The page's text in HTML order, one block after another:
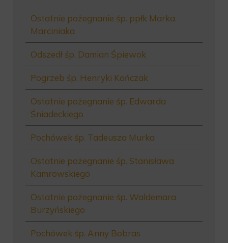
Ostatnie pożegnanie śp. ppłk Marka
Marciniaka
Odszedł śp. Damian Śpiewok
Pogrzeb śp. Henryki Kończak
Ostatnie pożegnanie śp. Edwarda
Śniadeckiego
Pochówek śp. Tadeusza Murka
Ostatnie pożegnanie śp. Stanisława
Kamrowskiego
Ostatnie pożegnanie śp. Waldemara
Burzyńskiego
Pochówek śp. Anny Bobras